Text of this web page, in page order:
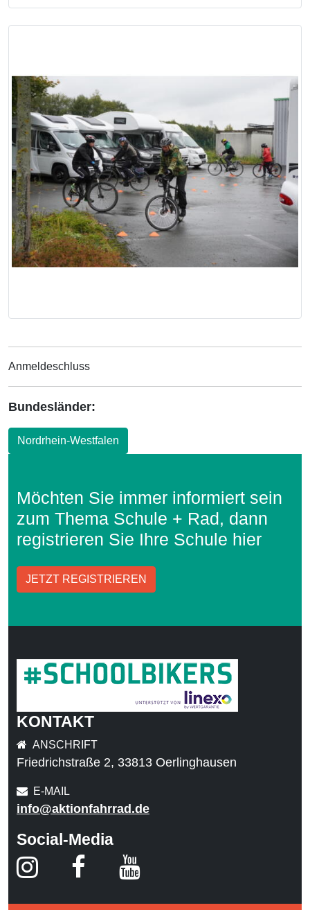
Anmeldeschluss
Bundesländer:
Nordrhein-Westfalen
Möchten Sie immer informiert sein
zum Thema Schule + Rad, dann
registrieren Sie Ihre Schule hier
JETZT REGISTRIEREN
KONTAKT
ANSCHRIFT
Friedrichstraße 2, 33813 Oerlinghausen
E-MAIL
info@aktionfahrrad.de
Social-Media